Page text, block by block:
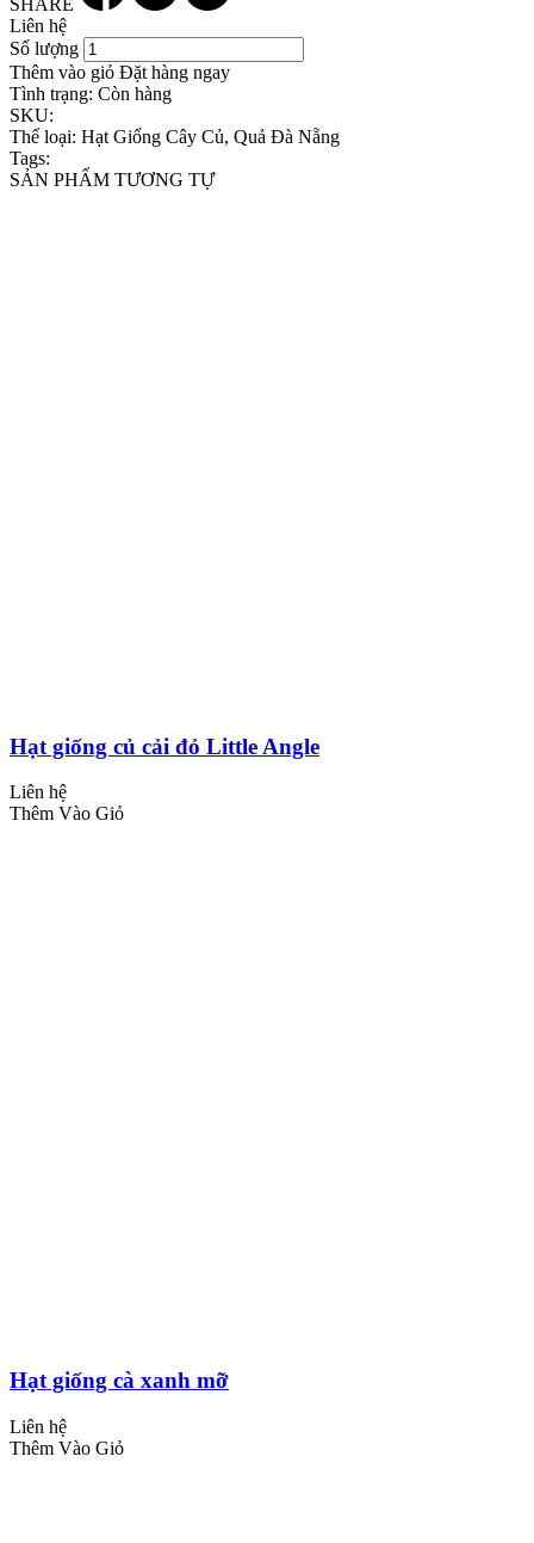
Liên hệ
Số lượng
Thêm vào giỏ Đặt hàng ngay
Tình trạng: Còn hàng
SKU:
Thể loại: Hạt Giống Cây Củ, Quả Đà Nẵng
Tags:
SẢN PHẨM TƯƠNG TỰ
Hạt giống củ cải đỏ Little Angle
Liên hệ
Thêm Vào Giỏ
Hạt giống cà xanh mỡ
Liên hệ
Thêm Vào Giỏ